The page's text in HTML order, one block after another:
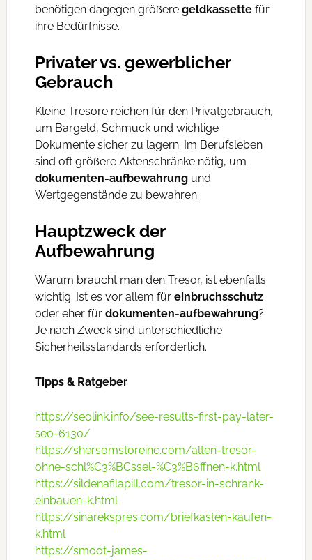
benötigen dagegen größere geldkassettefür
ihre Bedürfnisse.
Privater vs. gewerblicher
Gebrauch
Kleine Tresore reichen für den Privatgebrauch,
um Bargeld, Schmuck und wichtige
Dokumente sicher zu lagern. Im Berufsleben
sind oft größere Aktenschränke nötig, um
dokumenten-aufbewahrungund
Wertgegenstände zu bewahren.
Hauptzweck der
Aufbewahrung
Warum braucht man den Tresor, ist ebenfalls
wichtig. Ist es vor allem für einbruchsschutz
oder eher für dokumenten-aufbewahrung?
Je nach Zweck sind unterschiedliche
Sicherheitsstandards erforderlich.
Tipps & Ratgeber
https://seolink.info/see-results-first-pay-later-
seo-6130/
https://shersomstoreinc.com/alten-tresor-
ohne-schl%C3%BCssel-%C3%B6ffnen-k.html
https://sildenafilapill.com/tresor-in-schrank-
einbauen-k.html
https://sinarekspres.com/briefkasten-kaufen-
k.html
https://smoot-james-